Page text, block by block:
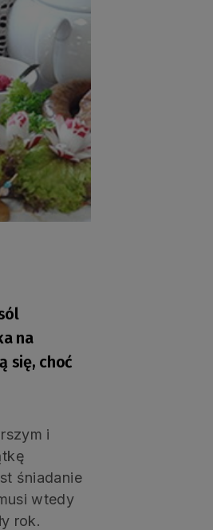
na
się, choć
i
śniadanie
wtedy
rok.